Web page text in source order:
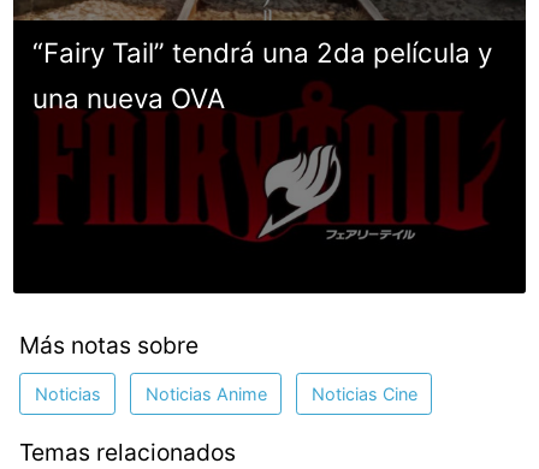
“Fairy Tail” tendrá una 2da película y
una nueva OVA
Más notas sobre
Noticias Noticias Anime Noticias Cine
Temas relacionados